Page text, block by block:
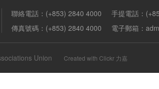
聯絡電話：(+853) 2840 4000
手提電話：
傳真號碼：(+853) 2840 4000
電子郵箱：
Union Created with Clickr 力嘉